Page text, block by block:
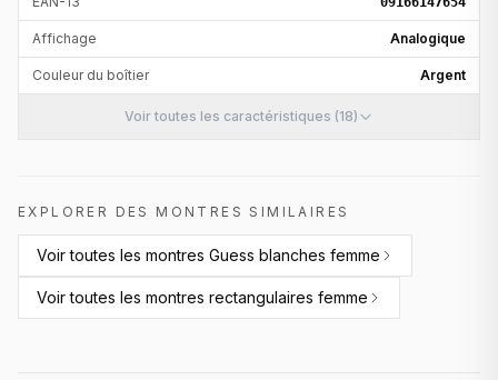
Affichage Analogique
Couleur du boîtier Argent
Voir toutes les caractéristiques (18)
EXPLORER DES MONTRES SIMILAIRES
Voir toutes les montres Guess blanches femme
Voir toutes les montres rectangulaires femme